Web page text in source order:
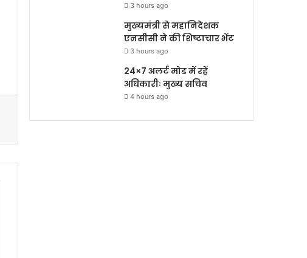
3 hours ago
मुख्यमंत्री से महानिदेशक
एनसीसी ने की शिष्टाचार भेंट
3 hours ago
24×7 अलर्ट मोड में रहें
अधिकारीः मुख्य सचिव
4 hours ago